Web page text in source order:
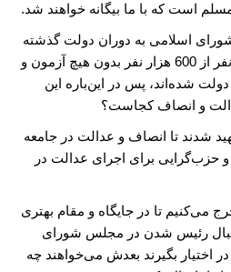
است که با ما بیگانه خواهند شد.
اسلامی به دوران دولت گذشته
اشاره کرد و افزود: 400 هزار نفر از 600 هزار نفر بدون هیچ آزمون و
شده‌اند، پس در این‌باره این
و انصاف کجاست؟
شدند تا انصاف و عدالت در جامعه
و حزب‌گرایی برای اجرای عدالت در
می‌کنیم تا در جایگاه و مقام بهتری
دنبال رئیس‌ شدن در مجلس شورای
اختیار بگیرند بعدش می‌خواهند چه